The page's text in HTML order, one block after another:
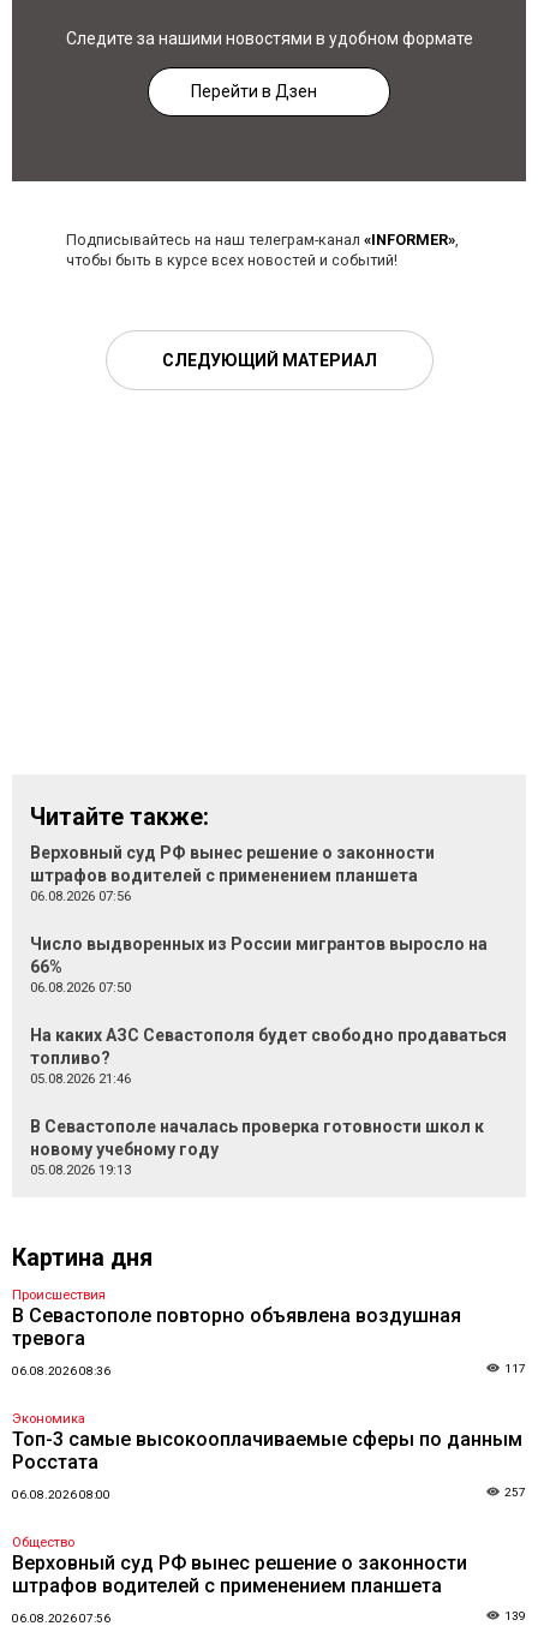
Следите за нашими новостями в удобном формате
Перейти в Дзен
Подписывайтесь на наш телеграм-канал «INFORMER»,
чтобы быть в курсе всех новостей и событий!
СЛЕДУЮЩИЙ МАТЕРИАЛ
Читайте также:
Верховный суд РФ вынес решение о законности
штрафов водителей с применением планшета
06.08.2026 07:56
Число выдворенных из России мигрантов выросло на
66%
06.08.2026 07:50
На каких АЗС Севастополя будет свободно продаваться
топливо?
05.08.2026 21:46
В Севастополе началась проверка готовности школ к
новому учебному году
05.08.2026 19:13
Картина дня
Происшествия
В Севастополе повторно объявлена воздушная
тревога
06.08.2026 08:36 117
Экономика
Топ-3 самые высокооплачиваемые сферы по данным
Росстата
06.08.2026 08:00 257
Общество
Верховный суд РФ вынес решение о законности
штрафов водителей с применением планшета
06.08.2026 07:56 139